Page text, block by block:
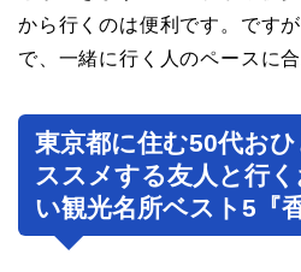
から行くのは便利です。です
で、一緒に行く人のペースに
東京都に住む50代お
ススメする友人と行
い観光名所ベスト5『